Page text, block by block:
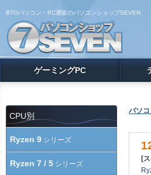
BTOパソコン・PC通販のパソコンショップSEVEN
ゲーミングPC
パソ
[
CPU別
Ryzen 9 シリーズ
Ryzen 7 / 5 シリーズ